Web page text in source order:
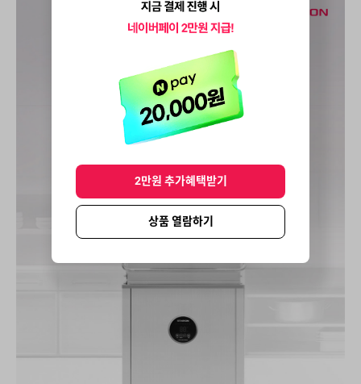
2만원 추가혜택받기
상품 열람하기